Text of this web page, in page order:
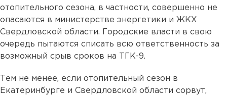
отопительного сезона, в частности, совершенно не
опасаются в министерстве энергетики и ЖКХ
Свердловской области. Городские власти в свою
очередь пытаются списать всю ответственность за
возможный срыв сроков на ТГК-9.
Тем не менее, если отопительный сезон в
Екатеринбурге и Свердловской области сорвут,